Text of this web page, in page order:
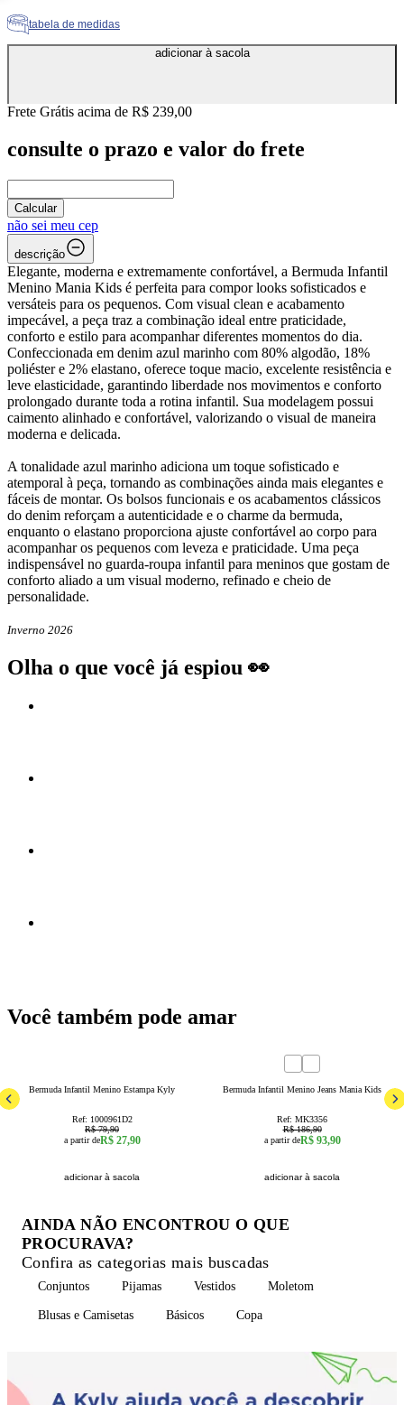
tabela de medidas
adicionar à sacola
Frete Grátis acima de R$ 239,00
consulte o prazo e valor do frete
Calcular
não sei meu cep
descrição
Elegante, moderna e extremamente confortável, a Bermuda Infantil
Menino Mania Kids é perfeita para compor looks sofisticados e
versáteis para os pequenos. Com visual clean e acabamento
impecável, a peça traz a combinação ideal entre praticidade,
conforto e estilo para acompanhar diferentes momentos do dia.
Confeccionada em denim azul marinho com 80% algodão, 18%
poliéster e 2% elastano, oferece toque macio, excelente resistência e
leve elasticidade, garantindo liberdade nos movimentos e conforto
prolongado durante toda a rotina infantil. Sua modelagem possui
caimento alinhado e confortável, valorizando o visual de maneira
moderna e delicada.
A tonalidade azul marinho adiciona um toque sofisticado e
atemporal à peça, tornando as combinações ainda mais elegantes e
fáceis de montar. Os bolsos funcionais e os acabamentos clássicos
do denim reforçam a autenticidade e o charme da bermuda,
enquanto o elastano proporciona ajuste confortável ao corpo para
acompanhar os pequenos com leveza e praticidade. Uma peça
indispensável no guarda-roupa infantil para meninos que gostam de
conforto aliado a um visual moderno, refinado e cheio de
personalidade.
Inverno 2026
Olha o que você já espiou 👀
Você também pode amar
Bermuda Infantil Menino Estampa Kyly
Ref: 1000961D2
R$ 79,90
a partir deR$ 27,90
adicionar à sacola
Bermuda Infantil Menino Jeans Mania Kids
Ref: MK3356
R$ 186,90
a partir deR$ 93,90
adicionar à sacola
AINDA NÃO ENCONTROU O QUE
PROCURAVA?
Confira as categorias mais buscadas
Conjuntos Pijamas Vestidos Moletom
Blusas e Camisetas Básicos Copa